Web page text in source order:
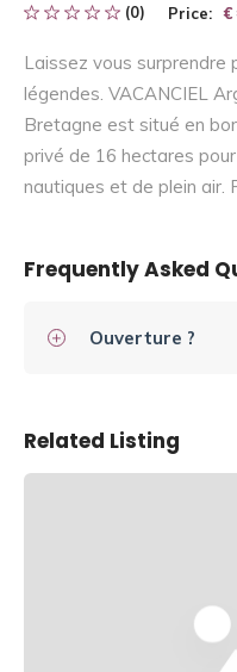
(0) Price: €
€
Laissez vous
légendes. VACANCIEL
Bretagne est situé en
privé de 16 hectares
nautiques et de plein air.
Frequently Asked
Ouverture ?
Related Listing